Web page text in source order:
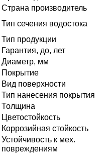
Страна производитель
Тип сечения водостока
Тип продукции
Гарантия, до, лет
Диаметр, мм
Покрытие
Вид поверхности
Тип нанесения покрытия
Толщина
Цветостойкость
Коррозийная стойкость
Устойчивость к мех.
повреждениям